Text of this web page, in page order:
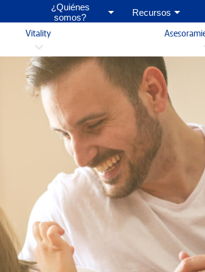
¿Quiénes
somos?
Recursos
Vitality
3